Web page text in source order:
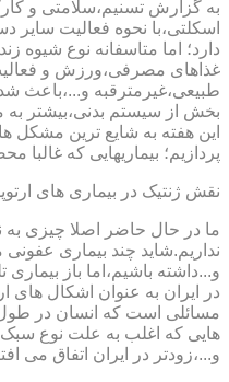
به گزارش تسنیم،سلامتی و
اسکلتی،با نحوه فعالیت سایر
دارد؛ اما متاسفانه نوع شیوه
غذاهای مصرفی،ورزش و
طبیعی،غیرمترقبه و...،باعث
بخش از سیستم بدنی،بیشتر به
این هفته به شایع ترین مشکل
پردازیم؛ بیماریهایی که
نقش ژنتیک در بیماری های
ما در حال حاضر اصلا چیزی به
نداریم.شاید چند بیماری
و...داشته باشیم،اما باز
در ایران به عنوان اشکال های
مسائلی است که انسان در
هایی که اغلب به علت نوع
و...،زودتر در ایران اتفاق می